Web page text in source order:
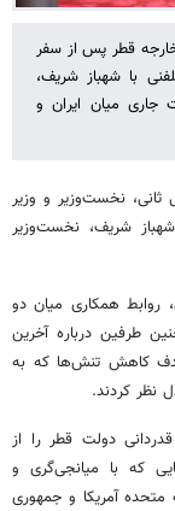
قطر پس از سفر
با شهباز شریف،
جاری میان ایران و
نخست‌وزیر و وزیر
شریف، نخست‌وزیر
روابط همکاری میان دو
طرفین درباره آخرین
هدف کاهش تنش‌ها که به
نظر کردند.
دولت قطر را از
که با میانجی‌گری و
آمریکا و جمهوری